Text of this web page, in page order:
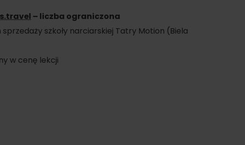
– liczba ograniczona
szkoły narciarskiej Tatry Motion (Biela
w cenę lekcji